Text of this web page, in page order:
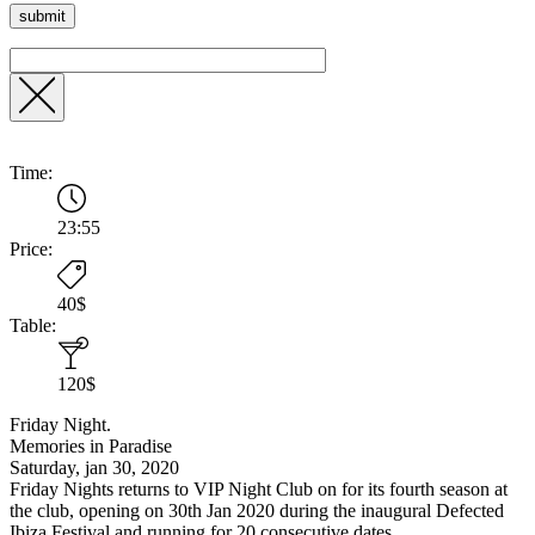
Time:
23:55
Price:
40$
Table:
120$
Friday Night.
Memories in Paradise
Saturday, jan 30, 2020
Friday Nights returns to VIP Night Club on for its fourth season at
the club, opening on 30th Jan 2020 during the inaugural Defected